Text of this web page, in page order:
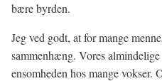
bære byrden.
Jeg ved godt, at for mange
sammenhæng. Vores
ensomheden hos mange vokser.